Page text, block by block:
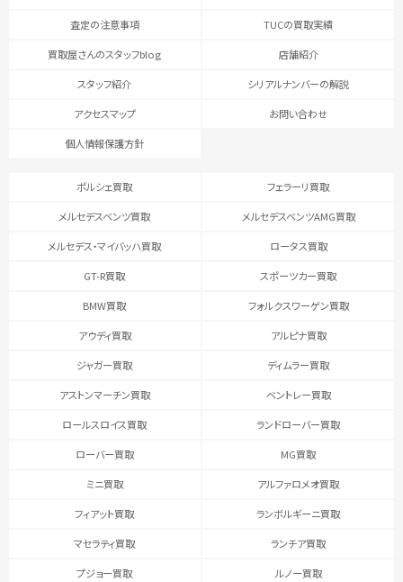
査定の注意事項 TUCの買取実績
買取屋さんのスタッフblog 店舗紹介
スタッフ紹介 シリアルナンバーの解説
アクセスマップ お問い合わせ
個人情報保護方針
ポルシェ買取 フェラーリ買取
メルセデスベンツ買取 メルセデスベンツAMG買取
メルセデス・マイバッハ買取 ロータス買取
GT-R買取 スポーツカー買取
BMW買取 フォルクスワーゲン買取
アウディ買取 アルピナ買取
ジャガー買取 ディムラー買取
アストンマーチン買取 ベントレー買取
ロールスロイス買取 ランドローバー買取
ローバー買取 MG買取
ミニ買取 アルファロメオ買取
フィアット買取 ランボルギーニ買取
マセラティ買取 ランチア買取
プジョー買取 ルノー買取